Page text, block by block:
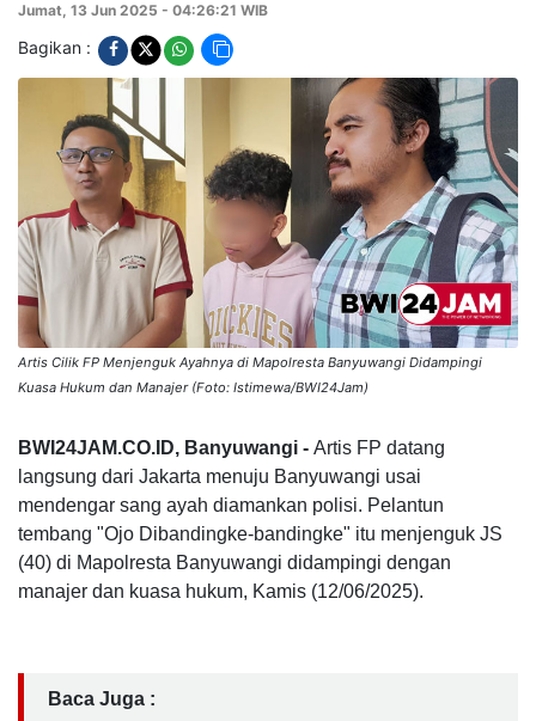
Jumat, 13 Jun 2025 - 04:26:21 WIB
Bagikan :
Artis Cilik FP Menjenguk Ayahnya di Mapolresta Banyuwangi Didampingi
Kuasa Hukum dan Manajer (Foto: Istimewa/BWI24Jam)
BWI24JAM.CO.ID, Banyuwangi - Artis FP datang
langsung dari Jakarta menuju Banyuwangi usai
mendengar sang ayah diamankan polisi. Pelantun
tembang "Ojo Dibandingke-bandingke" itu menjenguk JS
(40) di Mapolresta Banyuwangi didampingi dengan
manajer dan kuasa hukum, Kamis (12/06/2025).
Baca Juga :